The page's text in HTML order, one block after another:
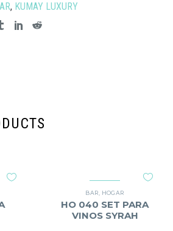
, KUMAY LUXURY
BAR HOGAR
HO 040 SET PARA
VINOS SYRAH